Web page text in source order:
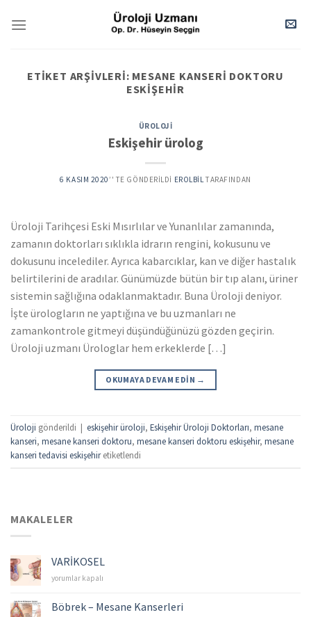
ETIKET ARŞIVLERI: MESANE KANSERI DOKTORU
ESKIŞEHIR
ÜROLOJI
Eskişehir ürolog
6 KASIM 2020’' TE GÖNDERILDI EROLBIL TARAFINDAN
Üroloji Tarihçesi Eski Mısırlılar ve Yunanlılar zamanında,
zamanın doktorları sıklıkla idrarın rengini, kokusunu ve
dokusunu incelediler. Ayrıca kabarcıklar, kan ve diğer hastalık
belirtilerini de aradılar. Günümüzde bütün bir tıp alanı, üriner
sistemin sağlığına odaklanmaktadır. Buna Üroloji deniyor.
İşte ürologların ne yaptığına ve bu uzmanları ne
zamankontrole gitmeyi düşündüğünüzü gözden geçirin.
Üroloji uzmanı Ürologlar hem erkeklerde […]
OKUMAYA DEVAM EDIN →
Üroloji gönderildi | eskişehir üroloji, Eskişehir Üroloji Doktorları, mesane
kanseri, mesane kanseri doktoru, mesane kanseri doktoru eskişehir, mesane
kanseri tedavisi eskişehiretiketlendi
MAKALELER
VARİKOSEL
VARİKOSEL
yorumlar kapalı
Böbrek – Mesane Kanserleri